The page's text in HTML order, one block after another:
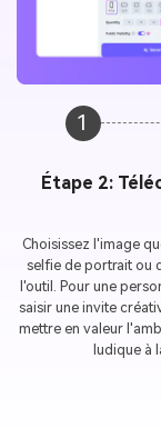
1
Étape 2:
Choisissez l'image
selfie de portrait ou
l'outil. Pour une
saisir une invite
mettre en valeur
ludique à